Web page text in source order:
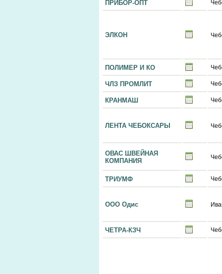
ПРИБОР-ОПТ
ЭЛКОН
ПОЛИМЕР И КО
ЧЛЗ ПРОМЛИТ
КРАНМАШ
ЛЕНТА ЧЕБОКСАРЫ
ОВАС ШВЕЙНАЯ
КОМПАНИЯ
ТРИУМФ
ООО Одис
ЧЕТРА-КЗЧ